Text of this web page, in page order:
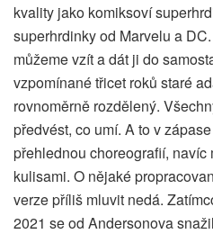
kvality jako komiksoví
superhrdinky od Marvelu a
můžeme vzít a dát ji do
vzpomínané třicet roků staré
rovnoměrně rozdělený.
předvést, co umí. A to v
přehlednou choreografií, navíc
kulisami. O nějaké
verze příliš mluvit nedá.
2021 se od Andersonova